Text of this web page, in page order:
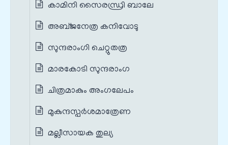
കാമിനി സൈരന്ധ്രി ബാലേ
അബ്ജനേത്ര കനിവോടു
സുന്ദരാംഗി ചെറ്റുതത്ര
മാരകോടി സുന്ദരാംഗ
ചിത്രമാകും അംഗലേപം
മുകുന്ദസ്പർശമാത്രേണ
മല്ലീസായക തുല്യ